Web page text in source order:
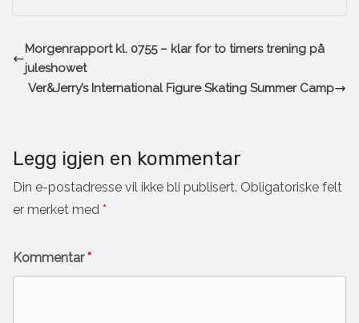
Morgenrapport kl. 0755 – klar for to timers trening på
juleshowet
Ver&Jerry’s International Figure Skating Summer Camp
Legg igjen en kommentar
Din e-postadresse vil ikke bli publisert. Obligatoriske felt
er merket med *
Kommentar*